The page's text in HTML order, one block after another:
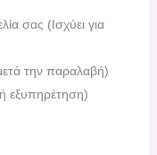
σας (Ισχύει για
την παραλαβή)
εξυπηρέτηση)